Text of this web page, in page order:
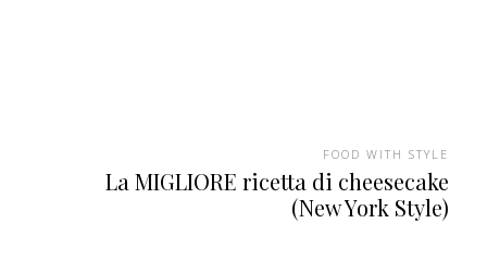
FOOD WITH STYLE
La MIGLIORE ricetta di cheesecake
(New York Style)